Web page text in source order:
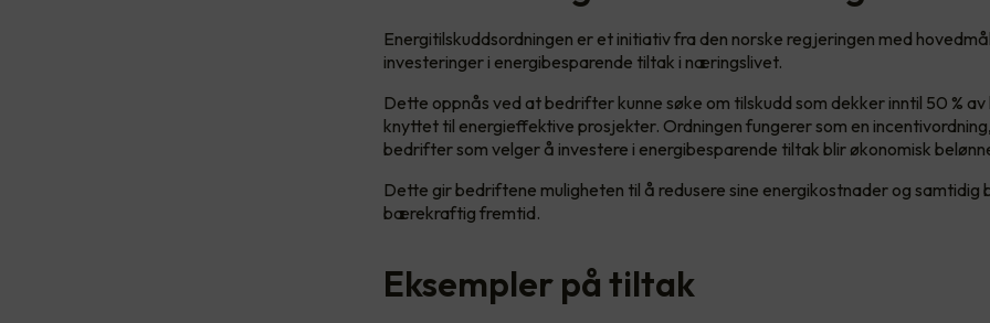
Energitilskuddsordningen er et initiativ fra den norske regjeringen med
investeringer i energibesparende tiltak i næringslivet.
Dette oppnås ved at bedrifter kunne søke om tilskudd som dekker inntil 50 %
knyttet til energieffektive prosjekter. Ordningen fungerer som en
bedrifter som velger å investere i energibesparende tiltak blir økonomisk
Dette gir bedriftene muligheten til å redusere sine energikostnader og samtidig
bærekraftig fremtid.
Eksempler på tiltak